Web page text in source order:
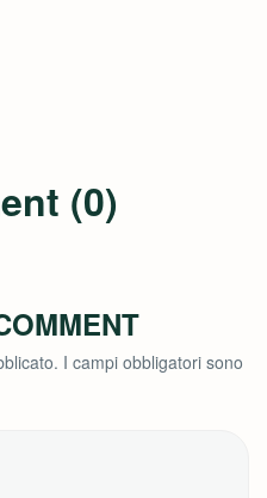
(0)
I campi obbligatori sono